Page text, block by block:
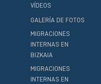
VÍDEOS
GALERÍA DE FOTOS
MIGRACIONES
INTERNAS EN
BIZKAIA
MIGRACIONES
INTERNAS EN